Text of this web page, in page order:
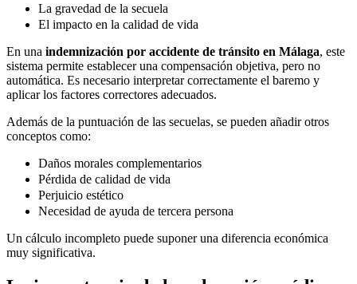
La gravedad de la secuela
El impacto en la calidad de vida
En una indemnización por accidente de tránsito en Málaga, este
sistema permite establecer una compensación objetiva, pero no
automática. Es necesario interpretar correctamente el baremo y
aplicar los factores correctores adecuados.
Además de la puntuación de las secuelas, se pueden añadir otros
conceptos como:
Daños morales complementarios
Pérdida de calidad de vida
Perjuicio estético
Necesidad de ayuda de tercera persona
Un cálculo incompleto puede suponer una diferencia económica
muy significativa.